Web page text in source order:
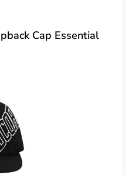
Cap Essential